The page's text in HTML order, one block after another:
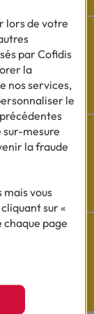
lors de votre
par Cofidis
la
nos services,
le
sur-mesure
la fraude
vous
sur «
chaque page